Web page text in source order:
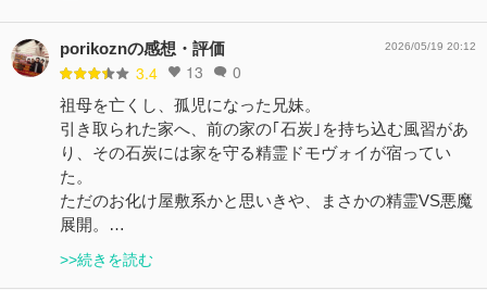
porikoznの感想・評価
3.4 13 0
2026/05/19 20:12
祖母を亡くし、孤児になった兄妹。
引き取られた家へ、前の家の｢石炭｣を持ち込む風習があ
り、その石炭には家を守る精霊ドモヴォイが宿ってい
た。
ただのお化け屋敷系かと思いきや、まさかの精霊VS悪魔
展開。…
>>続きを読む